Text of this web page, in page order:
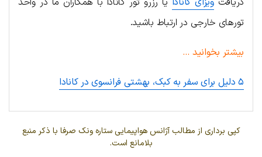
تورهای خارجی در ارتباط باشید.
بیشتر بخوانید …
۵ دلیل برای سفر به کبک، بهشتی فرانسوی در کانادا
کپی برداری از مطالب آژانس هواپیمایی ستاره ونک صرفا با ذکر منبع
بلامانع است.